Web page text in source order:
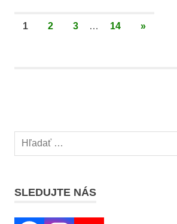
Stránkovanie
1 2 3 … 14
NEXT
»
Search
SLEDUJTE NÁS